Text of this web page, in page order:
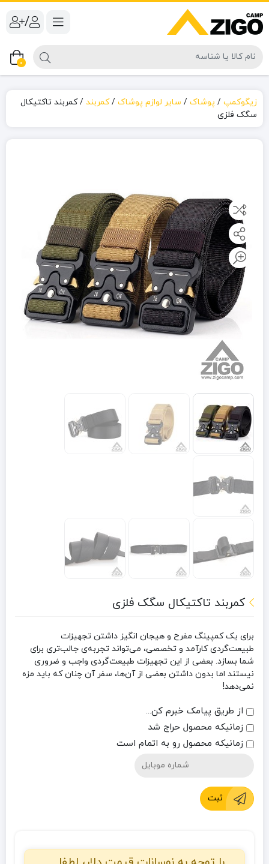
/
0
زیگوکمپ / پوشاک / سایر لوازم پوشاک /کمربند /کمربند تاکتیکال
سگک فلزی
کمربند تاکتیکال سگک فلزی
برای یک کمپینگ مفرح و هیجان‌ انگیز داشتن تجهیزات
طبیعت‌گردی کارآمد و تخصصی، می‌تواند تجربه‌ی جالب‌تری برای
شما بسازد. بعضی از این تجهیزات طبیعت‌گردی واجب و ضروری
نیستند اما بدون داشتن بعضی از آن‌ها، سفر آن چنان که باید مزه
نمی‌دهد!
از طریق پیامک خبرم کن...
زمانیکه محصول حراج شد
زمانیکه محصول رو به اتمام است
ثبت